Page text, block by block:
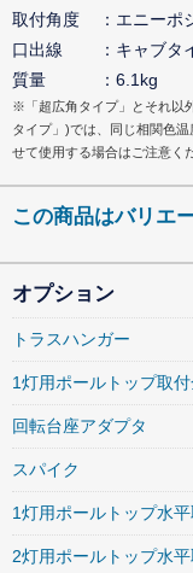
取付角度
エニーポ
口出線
キャブタ
質量
6.1kg
※「超広角タイプ」とそれ以
タイプ」)では、同じ相関色
せて使用する場合はご注意く
この商品はバリエ
オプション
トラスハンガー
1灯用ポールトップ取
回転台座アダプタ
スパイク
1灯用ポールトップ水
2灯用ポールトップ水